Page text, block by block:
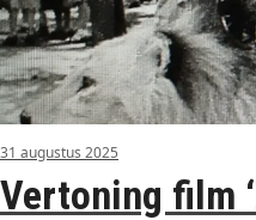
31 augustus 2025
Vertoning film